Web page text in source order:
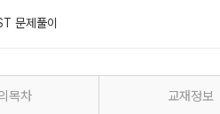
문제풀이
목차 교재정보